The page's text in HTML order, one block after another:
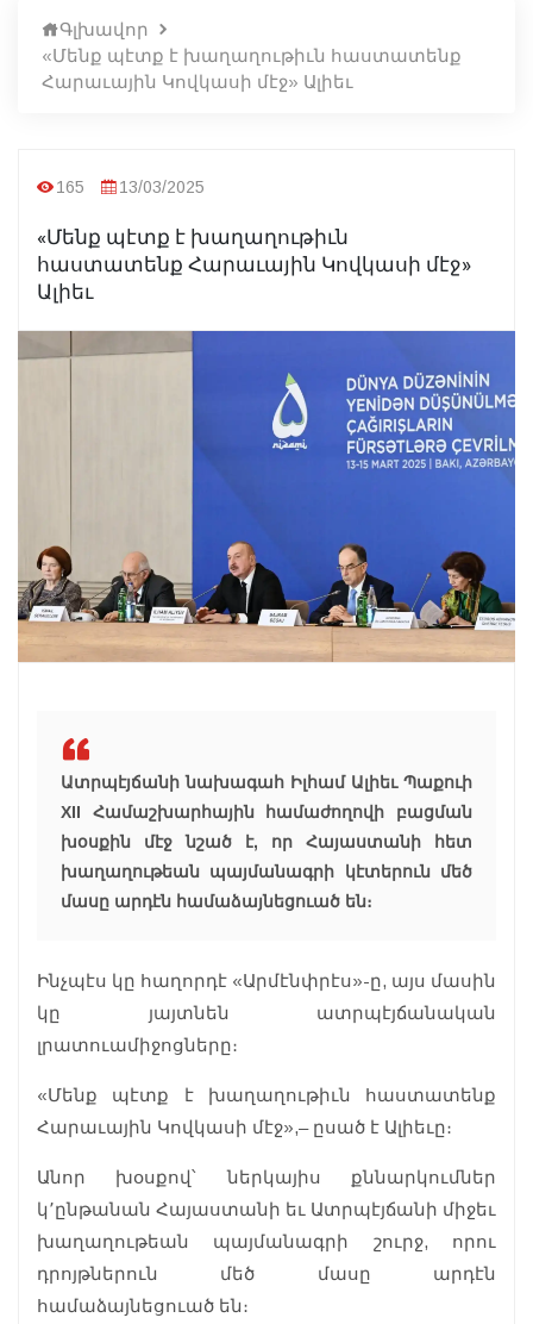
Գլխավոր
«Մենք պէտք է խաղաղութիւն հաստատենք
Հարաւային Կովկասի մէջ» Ալիեւ
165 13/03/2025
«Մենք պէտք է խաղաղութիւն
հաստատենք Հարաւային Կովկասի մէջ»
Ալիեւ
Ատրպէյճանի նախագահ Իլհամ Ալիեւ Պաքուի
XII Համաշխարհային համաժողովի բացման
խօսքին մէջ նշած է, որ Հայաստանի հետ
խաղաղութեան պայմանագրի կէտերուն մեծ
մասը արդէն համաձայնեցուած են։
Ինչպէս կը հաղորդէ «Արմէնփրէս»-ը, այս մասին
կը յայտնեն ատրպէյճանական
լրատուամիջոցները։
«Մենք պէտք է խաղաղութիւն հաստատենք
Հարաւային Կովկասի մէջ»,– ըսած է Ալիեւը։
Անոր խօսքով՝ ներկայիս քննարկումներ
կ՚ընթանան Հայաստանի եւ Ատրպէյճանի միջեւ
խաղաղութեան պայմանագրի շուրջ, որու
դրոյթներուն մեծ մասը արդէն
համաձայնեցուած են։